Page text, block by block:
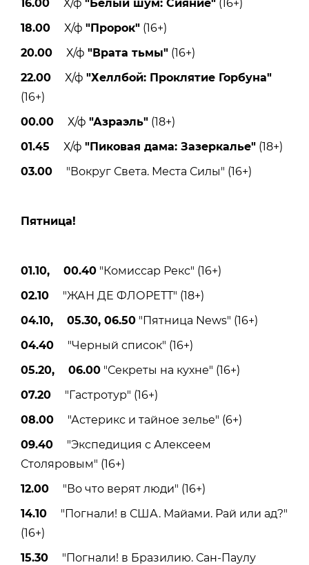
16.00 Х/ф "Белый шум: Сияние" (16+)
18.00 Х/ф "Пророк" (16+)
20.00 Х/ф "Врата тьмы" (16+)
22.00 Х/ф "Хеллбой: Проклятие Горбуна"
(16+)
00.00 Х/ф "Азраэль" (18+)
01.45 Х/ф "Пиковая дама: Зазеркалье" (18+)
03.00 "Вокруг Света. Места Силы" (16+)
Пятницa!
01.10, 00.40 "Комиссар Рекс" (16+)
02.10 "ЖАН ДЕ ФЛОРЕТТ" (18+)
04.10, 05.30, 06.50 "Пятница News" (16+)
04.40 "Черный список" (16+)
05.20, 06.00 "Секреты на кухне" (16+)
07.20 "Гастротур" (16+)
08.00 "Астерикс и тайное зелье" (6+)
09.40 "Экспедиция с Алексеем
Столяровым" (16+)
12.00 "Во что верят люди" (16+)
14.10 "Погнали! в США. Майами. Рай или ад?"
(16+)
15.30 "Погнали! в Бразилию. Сан-Паулу